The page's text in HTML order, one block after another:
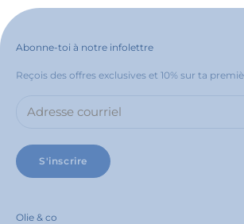
Abonne-toi à notre infolettre
Reçois des offres exclusives et 10% sur ta
S'inscrire
Olie & co